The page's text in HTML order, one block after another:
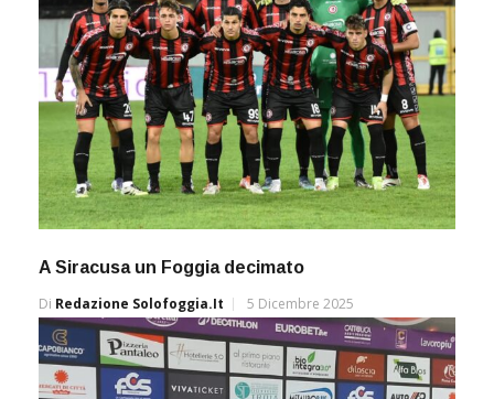
A Siracusa un Foggia decimato
Di Redazione Solofoggia.it 5 Dicembre 2025